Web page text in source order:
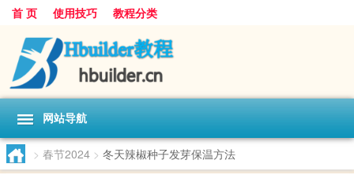
首 页 使用技巧 教程分类
网站导航
> 春节2024 > 冬天辣椒种子发芽保温方法